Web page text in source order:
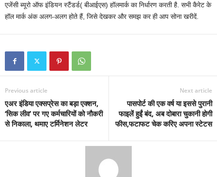
एजेंसी ब्यूरो ऑफ इंडियन स्टैंडर्ड( बीआईएस) हॉलमार्क का निर्धारण करती है. सभी कैरेट के
हॉल मार्क अंक अलग-अलग होते हैं, जिसे देखकर और समझ कर ही आप सोना खरीदें.
Previous article
एअर इंडिया एक्सप्रेस का बड़ा एक्शन,
‘सिक लीव’ पर गए कर्मचारियों को नौकरी
से निकाला, थमाए टर्मिनेशन लेटर
Next article
पासपोर्ट की एक वर्ष या इससे पुरानी
फाइलें हुईं बंद, अब दोबारा चुकानी होगी
फीस,फटाफट चेक करिए अपना स्‍टेटस